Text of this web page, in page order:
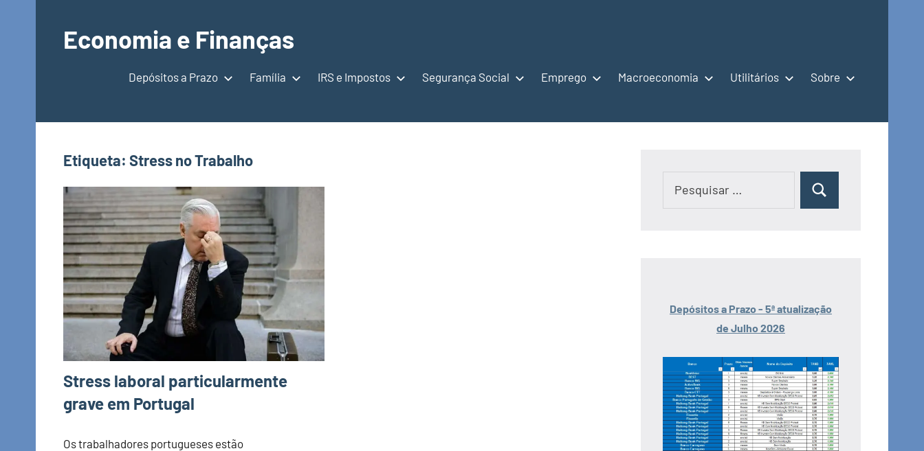
Economia e Finanças
Depósitos
Finanças
Calendários
Depósitos a Prazo Família IRS e Impostos Segurança Social Emprego Macroeconomia Utilitários Sobre
Etiqueta: Stress no Trabalho
Stress laboral particularmente
grave em Portugal
Os trabalhadores portugueses estão
Pesquisar
Depósitos a Prazo - 5ª atualização
de Julho 2026